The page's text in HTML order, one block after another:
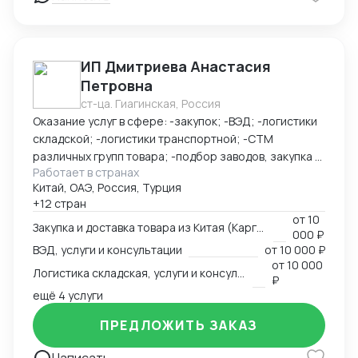
ИП Дмитриева Анастасия
Петровна
ст-ца. Гиагинская, Россия
Оказание услуг в сфере: -закупок; -ВЭД; -логистики
складской; -логистики транспортной; -СТМ
различных групп товара; -подбор заводов, закупка и
доставка товара из Китая (КАРГО и Белый ввоз)
Страны с которыми работаю по сей день: Европа,
США, ОАЭ, Турция, Китай, СНГ
Работает в странах
Китай, ОАЭ, Россия, Турция
+12 стран
от10
000 ₽
ВЭД, услуги и консультации
от10 000 ₽
от10 000
₽
ещё 4 услуги
ПРЕДЛОЖИТЬ ЗАКАЗ